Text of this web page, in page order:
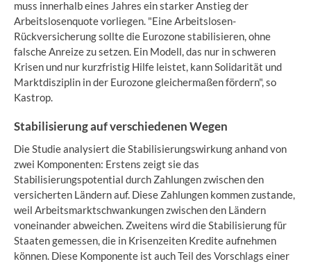
muss innerhalb eines Jahres ein starker Anstieg der
Arbeitslosenquote vorliegen. "Eine Arbeitslosen-
Rückversicherung sollte die Eurozone stabilisieren, ohne
falsche Anreize zu setzen. Ein Modell, das nur in schweren
Krisen und nur kurzfristig Hilfe leistet, kann Solidarität und
Marktdisziplin in der Eurozone gleichermaßen fördern", so
Kastrop.
Stabilisierung auf verschiedenen Wegen
Die Studie analysiert die Stabilisierungswirkung anhand von
zwei Komponenten: Erstens zeigt sie das
Stabilisierungspotential durch Zahlungen zwischen den
versicherten Ländern auf. Diese Zahlungen kommen zustande,
weil Arbeitsmarktschwankungen zwischen den Ländern
voneinander abweichen. Zweitens wird die Stabilisierung für
Staaten gemessen, die in Krisenzeiten Kredite aufnehmen
können. Diese Komponente ist auch Teil des Vorschlags einer